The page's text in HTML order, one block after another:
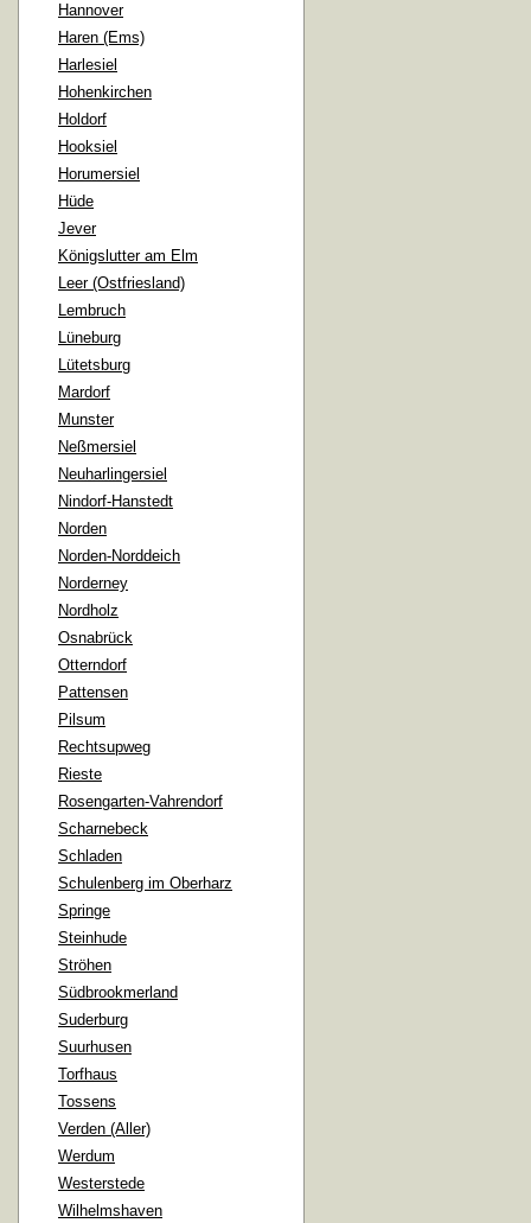
Hannover
Haren (Ems)
Harlesiel
Hohenkirchen
Holdorf
Hooksiel
Horumersiel
Hüde
Jever
Königslutter am Elm
Leer (Ostfriesland)
Lembruch
Lüneburg
Lütetsburg
Mardorf
Munster
Neßmersiel
Neuharlingersiel
Nindorf-Hanstedt
Norden
Norden-Norddeich
Norderney
Nordholz
Osnabrück
Otterndorf
Pattensen
Pilsum
Rechtsupweg
Rieste
Rosengarten-Vahrendorf
Scharnebeck
Schladen
Schulenberg im Oberharz
Springe
Steinhude
Ströhen
Südbrookmerland
Suderburg
Suurhusen
Torfhaus
Tossens
Verden (Aller)
Werdum
Westerstede
Wilhelmshaven